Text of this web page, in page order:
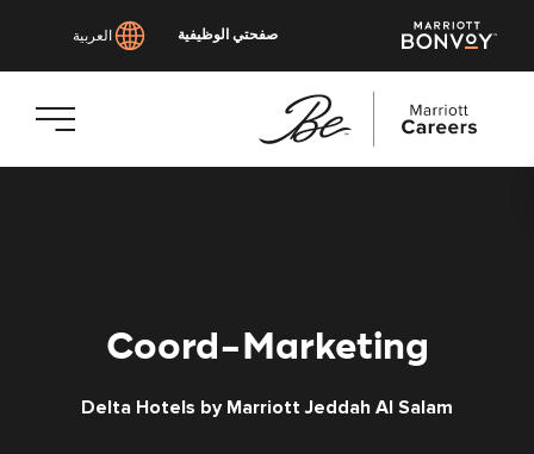
صفحتي الوظيفية العربية
Coord-Marketing
Delta Hotels by Marriott Jeddah Al Salam